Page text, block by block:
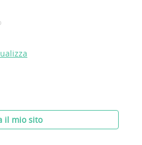
il mio sito